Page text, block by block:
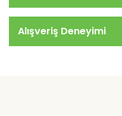
Alışveriş Deneyimi